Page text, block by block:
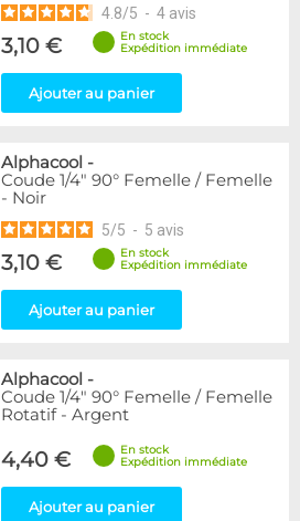
4.8/5 - 4 avis
3,10 €
En stock
Expédition immédiate
Ajouter au panier
Alphacool -
Coude 1/4" 90° Femelle / Femelle
- Noir
5/5 - 5 avis
3,10 €
En stock
Expédition immédiate
Ajouter au panier
Alphacool -
Coude 1/4" 90° Femelle / Femelle
Rotatif - Argent
4,40 €
En stock
Expédition immédiate
Ajouter au panier